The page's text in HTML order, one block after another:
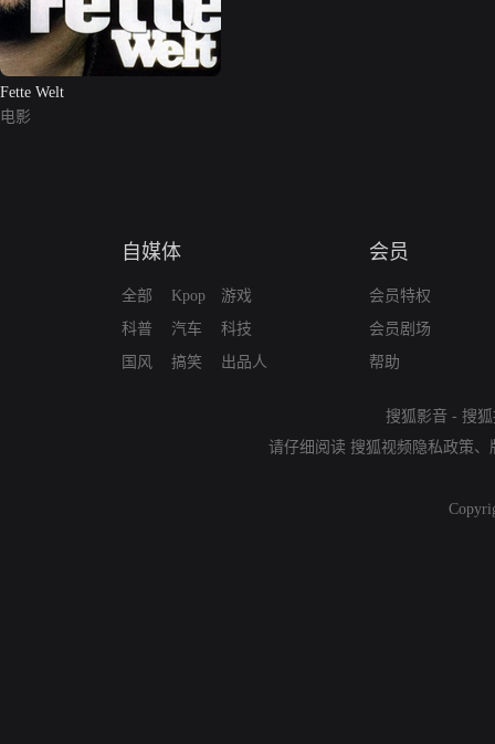
Fette Welt
电影
自媒体
全部
科普
国风
Kpop
汽车
搞笑
游戏
科技
出品人
会员
会员特权
会员剧场
帮助
搜狐影音 - 搜
请仔细阅读 搜狐视频隐私政策、